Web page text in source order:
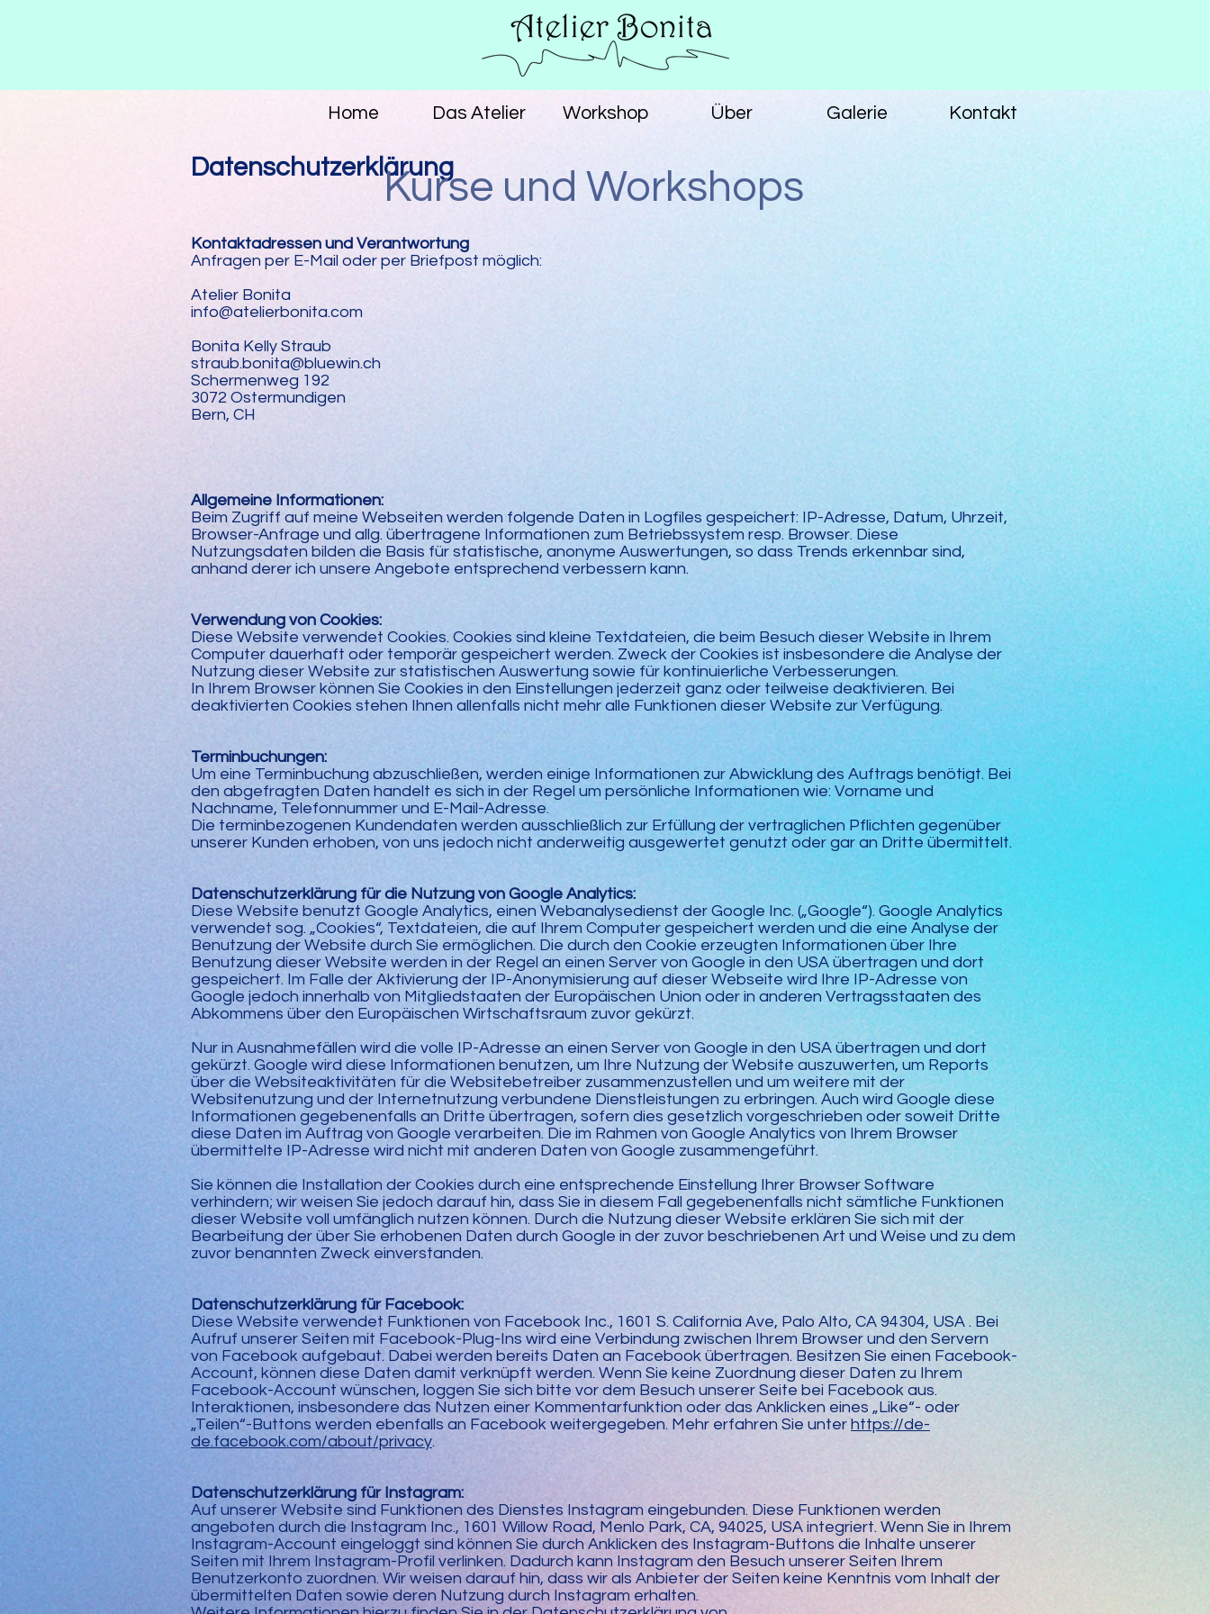
Home Das Atelier Workshop Über Galerie Kontakt
Kurse und Workshops
Datenschutzerklärung
Kontaktadressen und Verantwortung
Anfragen per E-Mail oder per Briefpost möglich:
Atelier Bonita
info@atelierbonita.com
Bonita Kelly Straub
straub.bonita@bluewin.ch
Schermenweg 192
3072 Ostermundigen
Bern, CH
Allgemeine Informationen:
Beim Zugriff auf meine Webseiten werden folgende Daten in Logfiles gespeichert: IP-Adresse, Datum, Uhrzeit,
Browser-Anfrage und allg. übertragene Informationen zum Betriebssystem resp. Browser. Diese
Nutzungsdaten bilden die Basis für statistische, anonyme Auswertungen, so dass Trends erkennbar sind,
anhand derer ich unsere Angebote entsprechend verbessern kann.
Verwendung von Cookies:
Diese Website verwendet Cookies. Cookies sind kleine Textdateien, die beim Besuch dieser Website in Ihrem
Computer dauerhaft oder temporär gespeichert werden. Zweck der Cookies ist insbesondere die Analyse der
Nutzung dieser Website zur statistischen Auswertung sowie für kontinuierliche Verbesserungen.
In Ihrem Browser können Sie Cookies in den Einstellungen jederzeit ganz oder teilweise deaktivieren. Bei
deaktivierten Cookies stehen Ihnen allenfalls nicht mehr alle Funktionen dieser Website zur Verfügung.
Terminbuchungen:
Um eine Terminbuchung abzuschließen, werden einige Informationen zur Abwicklung des Auftrags benötigt. Bei
den abgefragten Daten handelt es sich in der Regel um persönliche Informationen wie: Vorname und
Nachname, Telefonnummer und E-Mail-Adresse.
Die terminbezogenen Kundendaten werden ausschließlich zur Erfüllung der vertraglichen Pflichten gegenüber
unserer Kunden erhoben, von uns jedoch nicht anderweitig ausgewertet genutzt oder gar an Dritte übermittelt.
Datenschutzerklärung für die Nutzung von Google Analytics:
Diese Website benutzt Google Analytics, einen Webanalysedienst der Google Inc. („Google“). Google Analytics
verwendet sog. „Cookies“, Textdateien, die auf Ihrem Computer gespeichert werden und die eine Analyse der
Benutzung der Website durch Sie ermöglichen. Die durch den Cookie erzeugten Informationen über Ihre
Benutzung dieser Website werden in der Regel an einen Server von Google in den USA übertragen und dort
gespeichert. Im Falle der Aktivierung der IP-Anonymisierung auf dieser Webseite wird Ihre IP-Adresse von
Google jedoch innerhalb von Mitgliedstaaten der Europäischen Union oder in anderen Vertragsstaaten des
Abkommens über den Europäischen Wirtschaftsraum zuvor gekürzt.
Nur in Ausnahmefällen wird die volle IP-Adresse an einen Server von Google in den USA übertragen und dort
gekürzt. Google wird diese Informationen benutzen, um Ihre Nutzung der Website auszuwerten, um Reports
über die Websiteaktivitäten für die Websitebetreiber zusammenzustellen und um weitere mit der
Websitenutzung und der Internetnutzung verbundene Dienstleistungen zu erbringen. Auch wird Google diese
Informationen gegebenenfalls an Dritte übertragen, sofern dies gesetzlich vorgeschrieben oder soweit Dritte
diese Daten im Auftrag von Google verarbeiten. Die im Rahmen von Google Analytics von Ihrem Browser
übermittelte IP-Adresse wird nicht mit anderen Daten von Google zusammengeführt.
Sie können die Installation der Cookies durch eine entsprechende Einstellung Ihrer Browser Software
verhindern; wir weisen Sie jedoch darauf hin, dass Sie in diesem Fall gegebenenfalls nicht sämtliche Funktionen
dieser Website voll umfänglich nutzen können. Durch die Nutzung dieser Website erklären Sie sich mit der
Bearbeitung der über Sie erhobenen Daten durch Google in der zuvor beschriebenen Art und Weise und zu dem
zuvor benannten Zweck einverstanden.
Datenschutzerklärung für Facebook:
Diese Website verwendet Funktionen von Facebook Inc., 1601 S. California Ave, Palo Alto, CA 94304, USA . Bei
Aufruf unserer Seiten mit Facebook-Plug-Ins wird eine Verbindung zwischen Ihrem Browser und den Servern
von Facebook aufgebaut. Dabei werden bereits Daten an Facebook übertragen. Besitzen Sie einen Facebook-
Account, können diese Daten damit verknüpft werden. Wenn Sie keine Zuordnung dieser Daten zu Ihrem
Facebook-Account wünschen, loggen Sie sich bitte vor dem Besuch unserer Seite bei Facebook aus.
Interaktionen, insbesondere das Nutzen einer Kommentarfunktion oder das Anklicken eines „Like“- oder
„Teilen“-Buttons werden ebenfalls an Facebook weitergegeben. Mehr erfahren Sie unter https://de-
de.facebook.com/about/privacy.
Datenschutzerklärung für Instagram:
Auf unserer Website sind Funktionen des Dienstes Instagram eingebunden. Diese Funktionen werden
angeboten durch die Instagram Inc., 1601 Willow Road, Menlo Park, CA, 94025, USA integriert. Wenn Sie in Ihrem
Instagram-Account eingeloggt sind können Sie durch Anklicken des Instagram-Buttons die Inhalte unserer
Seiten mit Ihrem Instagram-Profil verlinken. Dadurch kann Instagram den Besuch unserer Seiten Ihrem
Benutzerkonto zuordnen. Wir weisen darauf hin, dass wir als Anbieter der Seiten keine Kenntnis vom Inhalt der
übermittelten Daten sowie deren Nutzung durch Instagram erhalten.